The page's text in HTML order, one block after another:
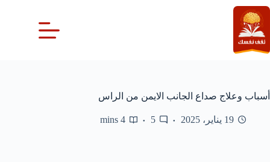
التجاوز
إلى
المحتوى
أسباب وعلاج صداع الجانب الايمن من الراس
19 يناير، 2025 5
4 mins